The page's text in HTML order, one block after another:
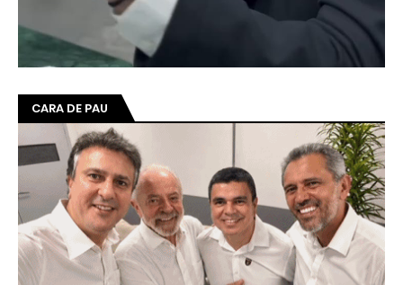
CARA DE PAU